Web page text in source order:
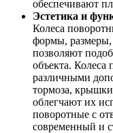
обеспечивают
Эстетика и
Колеса
формы, размеры,
позволяют
объекта. Колеса
различными
тормоза,
облегчают их
поворотные с
современный и